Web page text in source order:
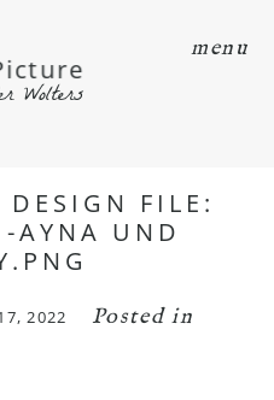
menu
Wolters
DESIGN FILE:
AYNA UND
2022 Posted in